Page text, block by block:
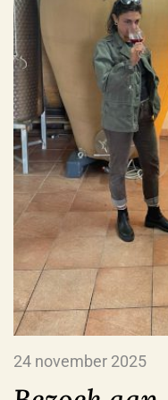
24 november 2025